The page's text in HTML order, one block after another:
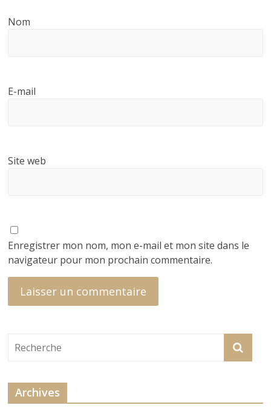
Nom
E-mail
Site web
Enregistrer mon nom, mon e-mail et mon site dans le
navigateur pour mon prochain commentaire.
Archives